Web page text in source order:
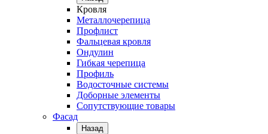
Кровля
Металлочерепица
Профлист
Фальцевая кровля
Ондулин
Гибкая черепица
Профиль
Водосточные системы
Доборные элементы
Сопутствующие товары
Фасад
Назад